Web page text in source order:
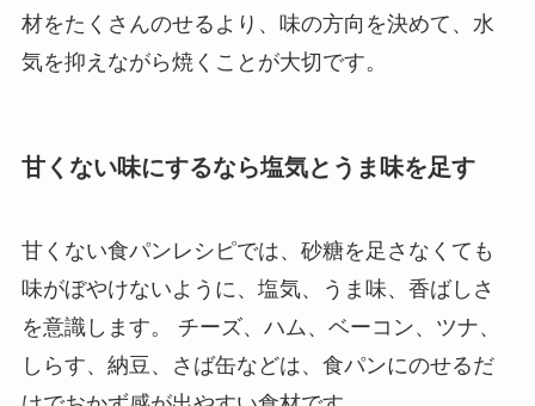
材をたくさんのせるより、味の方向を決めて、水
気を抑えながら焼くことが大切です。
甘くない味にするなら塩気とうま味を足す
甘くない食パンレシピでは、砂糖を足さなくても
味がぼやけないように、塩気、うま味、香ばしさ
を意識します。 チーズ、ハム、ベーコン、ツナ、
しらす、納豆、さば缶などは、食パンにのせるだ